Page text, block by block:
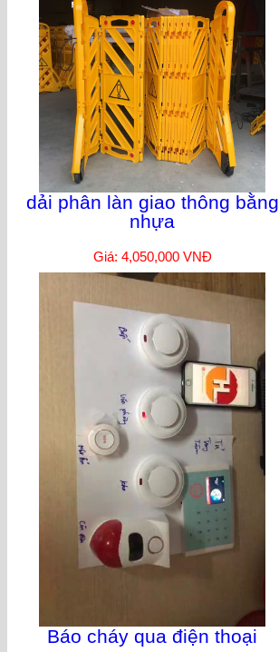
dải phân làn giao thông bằng
nhựa
Giá: 4,050,000 VNĐ
Báo cháy qua điện thoại